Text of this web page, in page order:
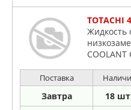
TOTACHI
COOLANT
Поставка
Завтра 18